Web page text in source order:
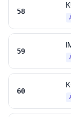
58
59
60